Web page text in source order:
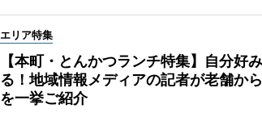
エリア特集
【本町・とんかつランチ特集】自分好
る！地域情報メディアの記者が老舗か
を一挙ご紹介